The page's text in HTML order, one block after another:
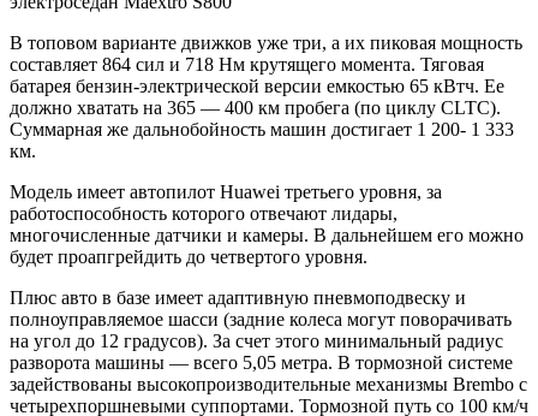
В топовом варианте движков уже три, а их пиковая мощность
составляет 864 сил и 718 Нм крутящего момента. Тяговая
батарея бензин-электрической версии емкостью 65 кВтч. Ее
должно хватать на 365 — 400 км пробега (по циклу CLTC).
Суммарная же дальнобойность машин достигает 1 200- 1 333
км.
Модель имеет автопилот Huawei третьего уровня, за
работоспособность которого отвечают лидары,
многочисленные датчики и камеры. В дальнейшем его можно
будет проапгрейдить до четвертого уровня.
Плюс авто в базе имеет адаптивную пневмоподвеску и
полноуправляемое шасси (задние колеса могут поворачивать
на угол до 12 градусов). За счет этого минимальный радиус
разворота машины — всего 5,05 метра. В тормозной системе
задействованы высокопроизводительные механизмы Brembo с
четырехпоршневыми суппортами. Тормозной путь со 100 км/ч